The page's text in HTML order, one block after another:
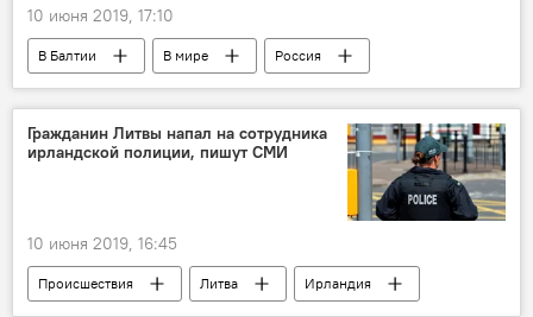
10 июня 2019, 17:10
В Балтии В мире
Россия
Парламентская Ассамблея Совета Европы (ПАСЕ)
Дело "13 января"
Суд по делу о событиях 13 января 1991 года в Вильнюсе
Гражданин Литвы напал на сотрудника
ирландской полиции, пишут СМИ
10 июня 2019, 16:45
Происшествия Литва
Ирландия